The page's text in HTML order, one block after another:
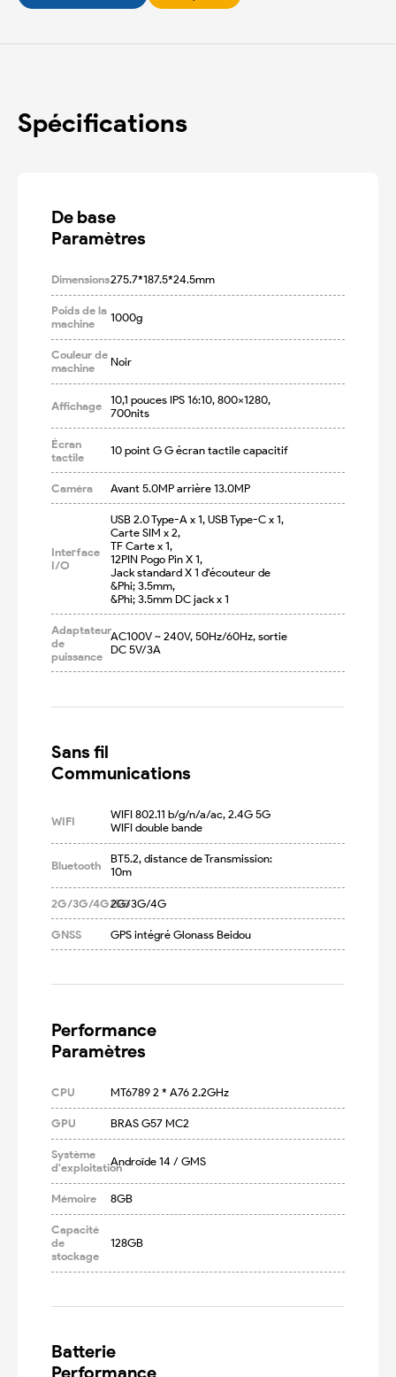
Spécifications
De base
Paramètres
Dimensions275.7*187.5*24.5mm
Poids de la
machine
1000g
Couleur de
machine
Noir
Affichage
10,1 pouces IPS 16:10, 800x1280,
700nits
Écran
tactile
10 point G G écran tactile capacitif
Caméra Avant 5.0MP arrière 13.0MP
Interface
I/O
USB 2.0 Type-A x 1, USB Type-C x 1,
Carte SIM x 2,
TF Carte x 1,
12PIN Pogo Pin X 1,
Jack standard X 1 d'écouteur de
&Phi; 3.5mm,
&Phi; 3.5mm DC jack x 1
Adaptateur
de
puissance
AC100V ~ 240V, 50Hz/60Hz, sortie
DC 5V/3A
Sans fil
Communications
WIFI
WIFI 802.11 b/g/n/a/ac, 2.4G 5G
WIFI double bande
Bluetooth
BT5.2, distance de Transmission:
10m
2G/3G/4G/5G2G/3G/4G
GNSS GPS intégré Glonass Beidou
Performance
Paramètres
CPU MT6789 2 * A76 2.2GHz
GPU BRAS G57 MC2
Système
d'exploitationAndroïde 14 / GMS
Mémoire 8GB
Capacité
de
stockage
128GB
Batterie